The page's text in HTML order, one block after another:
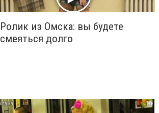
Ролик из Омска: вы будете
смеяться долго
i